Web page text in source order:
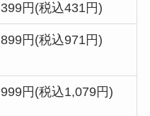
399円(税込431円)
899円(税込971円)
999円(税込1,079円)